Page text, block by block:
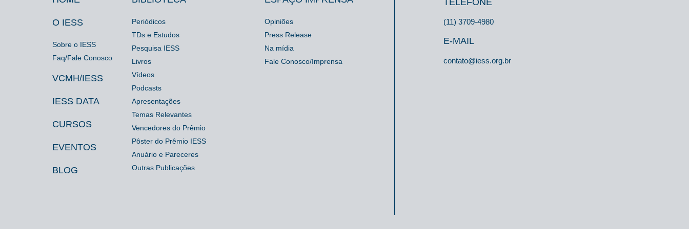
Footer
IESS
O IESS
Sobre o IESS
Faq/Fale Conosco
VCMH/IESS
IESS DATA
CURSOS
EVENTOS
BLOG
Footer
Biblioteca
Periódicos
TDs e Estudos
Pesquisa IESS
Livros
Vídeos
Podcasts
Apresentações
Temas Relevantes
Vencedores do Prêmio
Pôster do Prêmio IESS
Anuário e Pareceres
Outras Publicações
Footer
Espaço
Imprensa
Opiniões
Press Release
Na mídia
Fale Conosco/Imprensa
TELEFONE
(11) 3709-4980
E-MAIL
contato@iess.org.br